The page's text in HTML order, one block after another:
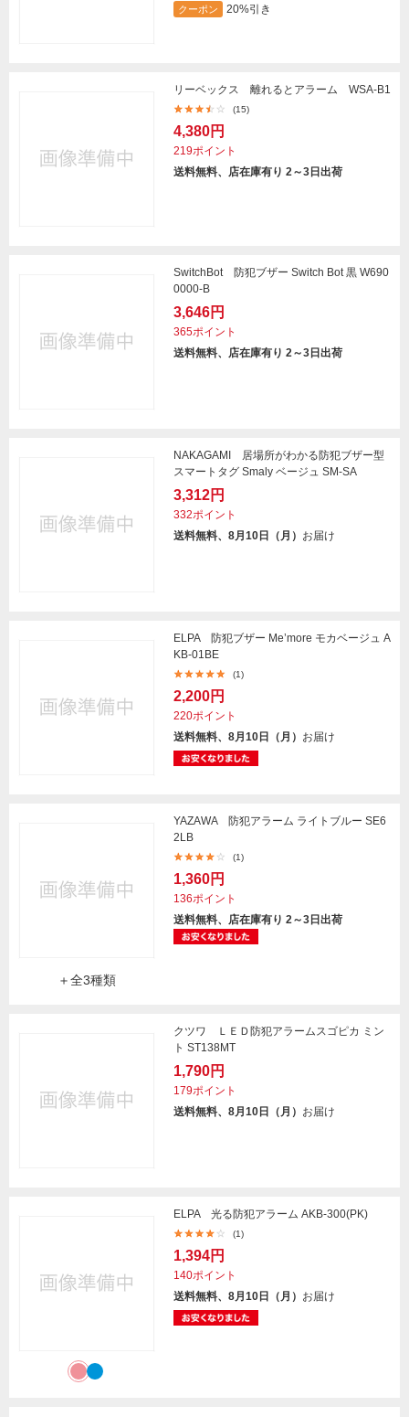
クーポン 20%引き
リーベックス 離れるとアラーム WSA-B1
(15)
4,380円
219ポイント
送料無料、店在庫有り 2～3日出荷
SwitchBot 防犯ブザー Switch Bot 黒 W690
0000-B
3,646円
365ポイント
送料無料、店在庫有り 2～3日出荷
NAKAGAMI 居場所がわかる防犯ブザー型
スマートタグ Smaly ベージュ SM-SA
3,312円
332ポイント
送料無料、8月10日（月） お届け
ELPA 防犯ブザー Me’more モカベージュ A
KB-01BE
(1)
2,200円
220ポイント
送料無料、8月10日（月） お届け
＋全3種類
YAZAWA 防犯アラーム ライトブルー SE6
2LB
(1)
1,360円
136ポイント
送料無料、店在庫有り 2～3日出荷
クツワ ＬＥＤ防犯アラームスゴピカ ミン
ト ST138MT
1,790円
179ポイント
送料無料、8月10日（月） お届け
ELPA 光る防犯アラーム AKB-300(PK)
(1)
1,394円
140ポイント
送料無料、8月10日（月） お届け